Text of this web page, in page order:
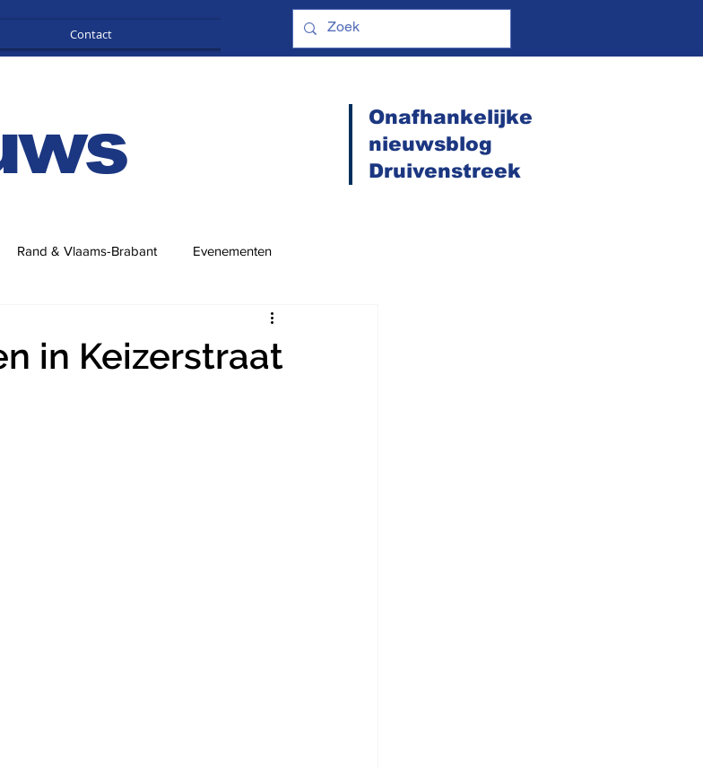
Contact
Onafhankelijke
nieuwsblog
Druivenstreek
Rand & Vlaams-Brabant Evenementen
in Keizerstraat